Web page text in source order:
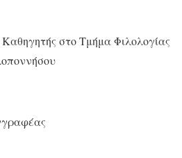
στο Τμήμα Φιλολογίας
Πελοποννήσου